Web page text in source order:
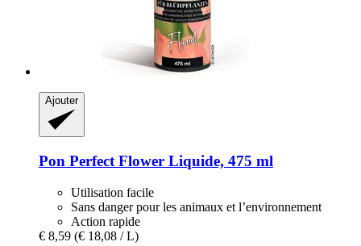
Ajouter
Pon Perfect Flower Liquide, 475 ml
Utilisation facile
Sans danger pour les animaux et l’environnement
Action rapide
€ 8,59 (€ 18,08 / L)